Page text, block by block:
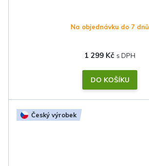
Na objednávku do 7 dnů
1 299 Kč
DO KOŠÍKU
Český výrobek